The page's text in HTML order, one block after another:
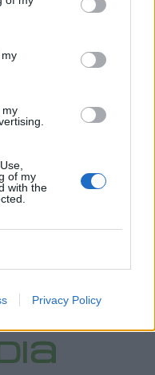
my
of my
with the
Privacy Policy